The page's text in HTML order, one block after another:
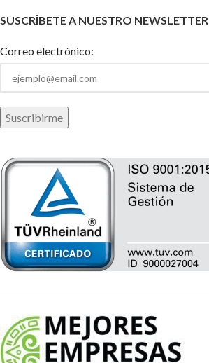
SUSCRÍBETE A NUESTRO NEWSLETTER
Correo electrónico: